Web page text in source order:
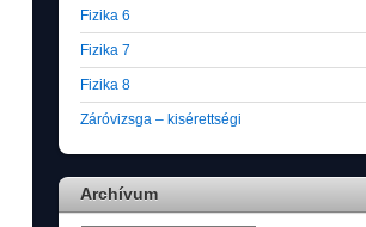
Fizika 6
Fizika 7
Fizika 8
Záróvizsga – kisérettségi
Archívum